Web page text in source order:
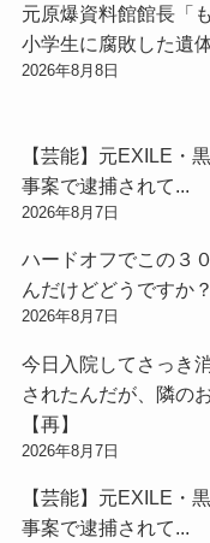
元原爆資料館館長「
小学生に腐敗した遺
2026年8月8日
【芸能】元EXILE・
事案で逮捕されて...
2026年8月7日
ハードオフでこの３
んだけどどうですか？
2026年8月7日
今日入院してさっき
されたんだが、隣の
【再】
2026年8月7日
【芸能】元EXILE・
事案で逮捕されて...